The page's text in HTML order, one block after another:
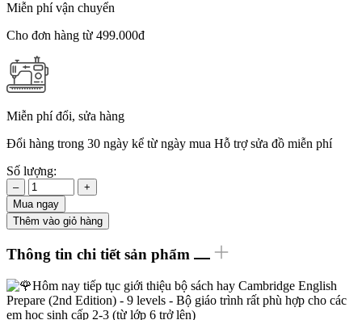
Miễn phí vận chuyển
Cho đơn hàng từ 499.000đ
Miễn phí đổi, sửa hàng
Đổi hàng trong 30 ngày kể từ ngày mua Hỗ trợ sửa đồ miễn phí
Số lượng:
–
+
Mua ngay
Thêm vào giỏ hàng
Thông tin chi tiết sản phẩm
Hôm nay tiếp tục giới thiệu bộ sách hay Cambridge English
Prepare (2nd Edition) - 9 levels - Bộ giáo trình rất phù hợp cho các
em học sinh cấp 2-3 (từ lớp 6 trở lên)